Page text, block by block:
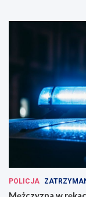
POLICJA